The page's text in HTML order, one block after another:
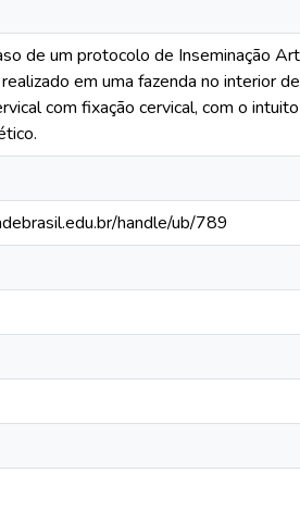
de um protocolo de Inseminação
em uma fazenda no interior
com fixação cervical, com o
handle/ub/789